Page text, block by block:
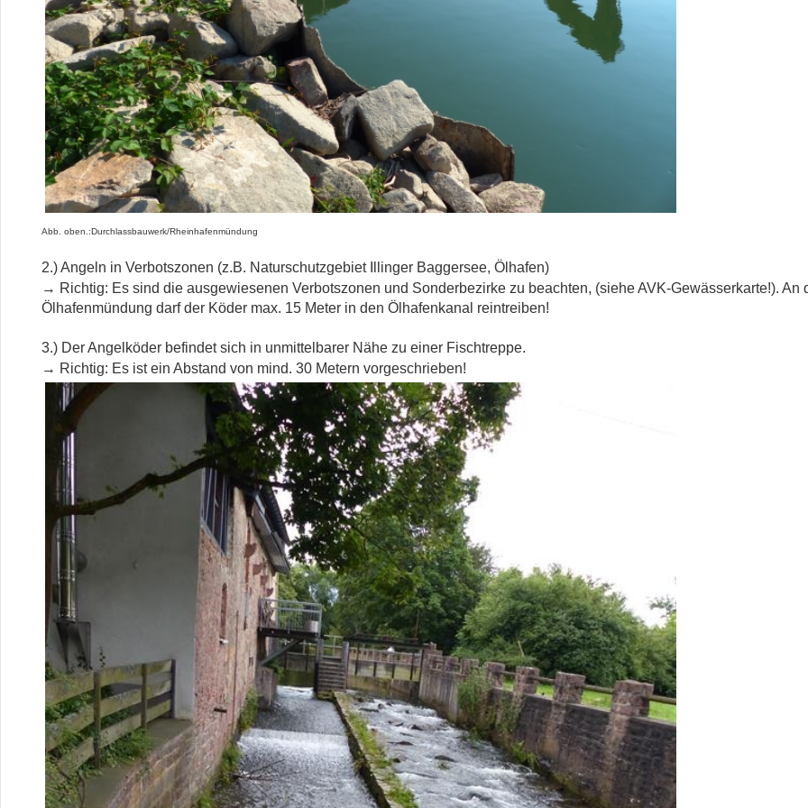
Abb. oben.:Durchlassbauwerk/Rheinhafenmündung
2.) Angeln in Verbotszonen (z.B. Naturschutzgebiet Illinger Baggersee, Ölhafen)
→ Richtig: Es sind die ausgewiesenen Verbotszonen und Sonderbezirke zu beachten, (siehe AVK-Gewässerkarte!). An
Ölhafenmündung darf der Köder max. 15 Meter in den Ölhafenkanal reintreiben!
3.) Der Angelköder befindet sich in unmittelbarer Nähe zu einer Fischtreppe.
→ Richtig: Es ist ein Abstand von mind. 30 Metern vorgeschrieben!